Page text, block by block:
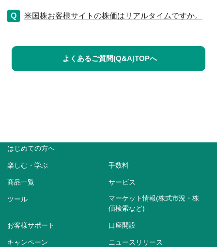
米国株お客様サイトの株価はリアルタイムですか。
よくあるご質問(Q&A)TOPへ
はじめての方へ
楽しむ・学ぶ 手数料
商品一覧 サービス
ツール
マーケット情報(株式市況・株
価検索など)
お客様サポート 口座開設
キャンペーン ニュースリリース